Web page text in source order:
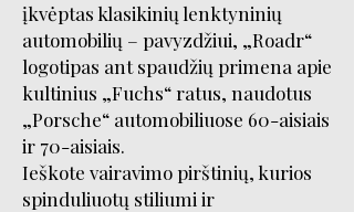
įkvėptas klasikinių lenktyninių
automobilių – pavyzdžiui, „Roadr“
logotipas ant spaudžių primena apie
kultinius „Fuchs“ ratus, naudotus
„Porsche“ automobiliuose 60-aisiais
ir 70-aisiais.
Ieškote vairavimo pirštinių, kurios
spinduliuotų stiliumi ir